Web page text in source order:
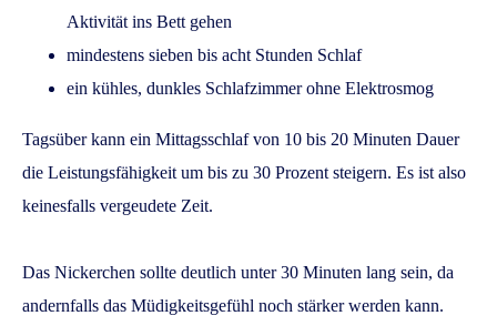
Aktivität ins Bett gehen
mindestens sieben bis acht Stunden Schlaf
ein kühles, dunkles Schlafzimmer ohne Elektrosmog
Tagsüber kann ein Mittagsschlaf von 10 bis 20 Minuten Dauer
die Leistungsfähigkeit um bis zu 30 Prozent steigern. Es ist also
keinesfalls vergeudete Zeit.
Das Nickerchen sollte deutlich unter 30 Minuten lang sein, da
andernfalls das Müdigkeitsgefühl noch stärker werden kann.